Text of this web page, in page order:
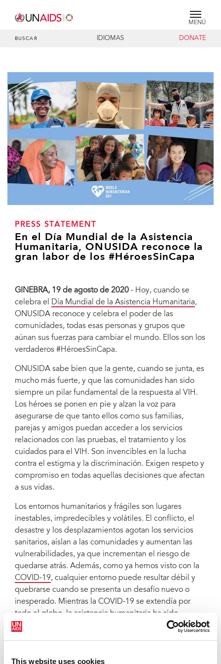
This website uses cookies
MENÚ
BUSCAR IDIOMAS DONATE
Image credit: United Nations Office for the Coordination of Humanitarian
PRESS STATEMENT
En el Día Mundial de la Asistencia
Humanitaria, ONUSIDA reconoce la
gran labor de los #HéroesSinCapa
GINEBRA, 19 de agosto de 2020 - Hoy, cuando se
celebra el
Día Mundial de la Asistencia Humanitaria,
ONUSIDA reconoce y celebra el poder de las
comunidades, todas esas personas y grupos que
aúnan sus fuerzas para cambiar el mundo. Ellos son los
verdaderos #HéroesSinCapa.
ONUSIDA sabe bien que la gente, cuando se junta, es
mucho más fuerte, y que las comunidades han sido
siempre un pilar fundamental de la respuesta al VIH.
Los héroes se ponen en pie y alzan la voz para
asegurarse de que tanto ellos como sus familias,
parejas y amigos puedan acceder a los servicios
relacionados con las pruebas, el tratamiento y los
cuidados para el VIH. Son invencibles en la lucha
contra el estigma y la discriminación. Exigen respeto y
compromiso en todas aquellas decisiones que afectan
a sus vidas.
Los entornos humanitarios y frágiles son lugares
inestables, impredecibles y volátiles. El conflicto, el
desastre y los desplazamientos agotan los servicios
sanitarios, aíslan a las comunidades y aumentan las
vulnerabilidades, ya que incrementan el riesgo de
quedarse atrás. Además, como ya hemos visto con la
COVID-19, cualquier entorno puede resultar débil y
quebrarse cuando se presenta un desafío nuevo o
inesperado. Mientras la COVID-19 se extendía por
todo el globo, la asistencia humanitaria ha sido
prestada por sanitarios, trabajadores esenciales y otras